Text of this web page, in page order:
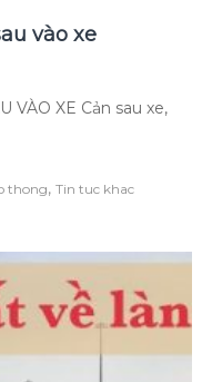
vào xe
VÀO XE Cản sau xe,
thong, Tin tuc khac